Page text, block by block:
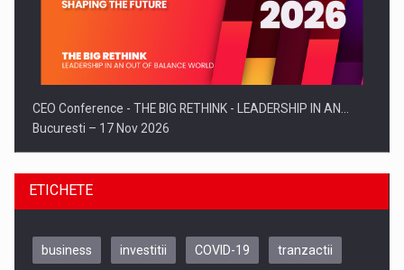
CEO Conference - THE BIG RETHINK - LEADERSHIP IN AN…
Bucuresti – 17 Nov 2026
ETICHETE
business investitii COVID-19 tranzactii